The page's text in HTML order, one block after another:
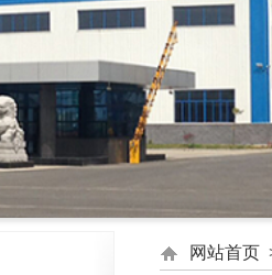
网站首页